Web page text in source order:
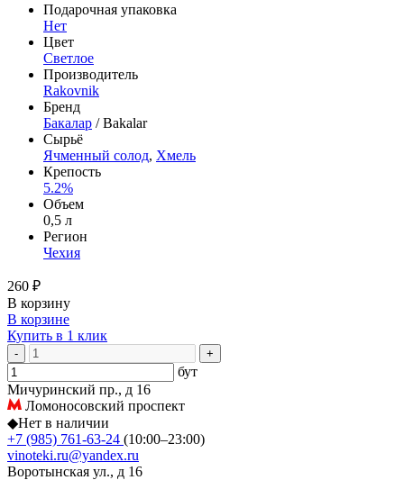
Подарочная упаковка
Нет
Цвет
Светлое
Производитель
Rakovnik
Бренд
Бакалар / Bakalar
Сырьё
Ячменный солод, Хмель
Крепость
5.2%
Объем
0,5 л
Регион
Чехия
260 ₽
В корзину
В корзине
Купить в 1 клик
- +
бут
Мичуринский пр., д 16
Ломоносовский проспект
◆Нет в наличии
+7 (985) 761-63-24 (10:00–23:00)
vinoteki.ru@yandex.ru
Воротынская ул., д 16